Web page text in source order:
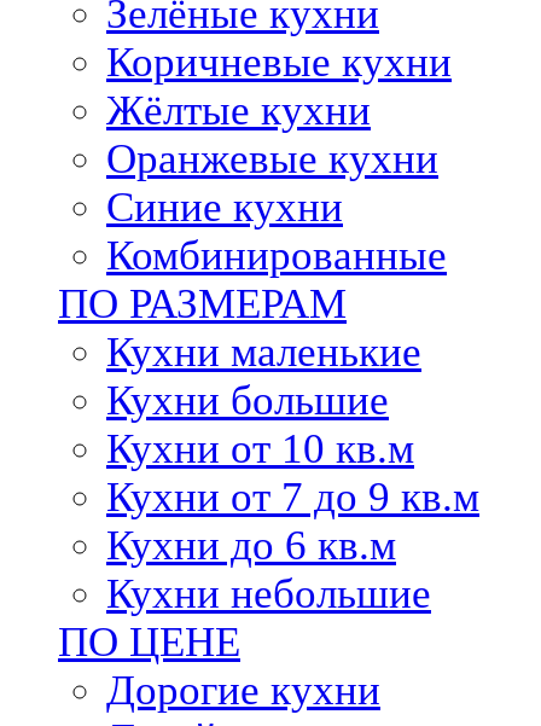
Зелёные кухни
Коричневые кухни
Жёлтые кухни
Оранжевые кухни
Синие кухни
Комбинированные
ПО РАЗМЕРАМ
Кухни маленькие
Кухни большие
Кухни от 10 кв.м
Кухни от 7 до 9 кв.м
Кухни до 6 кв.м
Кухни небольшие
ПО ЦЕНЕ
Дорогие кухни